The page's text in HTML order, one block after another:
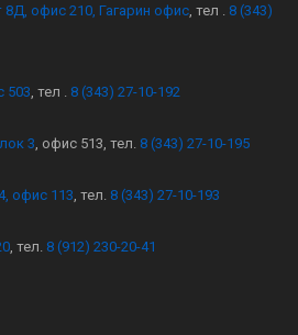
8Д, офис 210, Гагарин офис , тел . 8 (343)
503 , тел . 8 (343) 27-10-192
3 , офис 513, тел. 8 (343) 27-10-195
офис 113 , тел. 8 (343) 27-10-193
, тел. 8 (912) 230-20-41